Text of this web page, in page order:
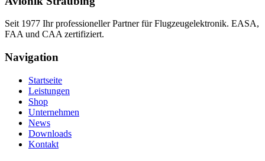
Seit 1977 Ihr professioneller Partner für Flugzeugelektronik. EASA,
FAA und CAA zertifiziert.
Navigation
Startseite
Leistungen
Shop
Unternehmen
News
Downloads
Kontakt